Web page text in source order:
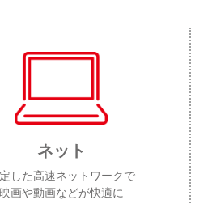
ネット
した高速ネットワークで
映画や動画などが快適に